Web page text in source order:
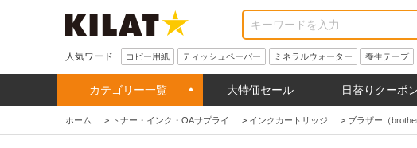
人気ワード コピー用紙 ティッシュペーパー ミネラルウォーター 養生テープ
カテゴリー一覧 大特価セール 日替りクーポ
ホーム > トナー・インク・OAサプライ > インクカートリッジ > ブラザー（